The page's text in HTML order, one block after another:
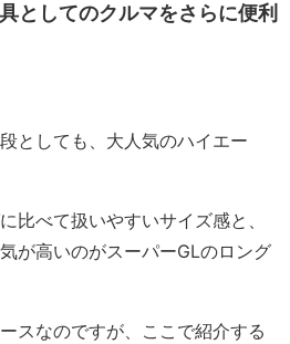
としてのクルマをさらに便利
としても、大人気のハイエー
比べて扱いやすいサイズ感と、
が高いのがスーパーGLのロング
スなのですが、ここで紹介する